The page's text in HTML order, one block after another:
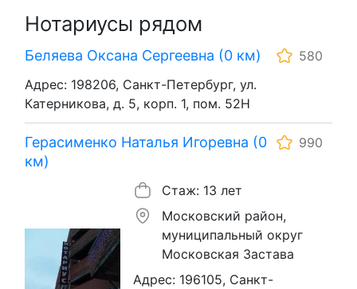
Нотариусы рядом
Беляева Оксана Сергеевна (0 км)
580
Адрес: 198206, Санкт-Петербург, ул.
Катерникова, д. 5, корп. 1, пом. 52Н
Герасименко Наталья Игоревна (0
км)
990
Стаж: 13 лет
Московский район,
муниципальный округ
Московская Застава
Адрес: 196105, Санкт-